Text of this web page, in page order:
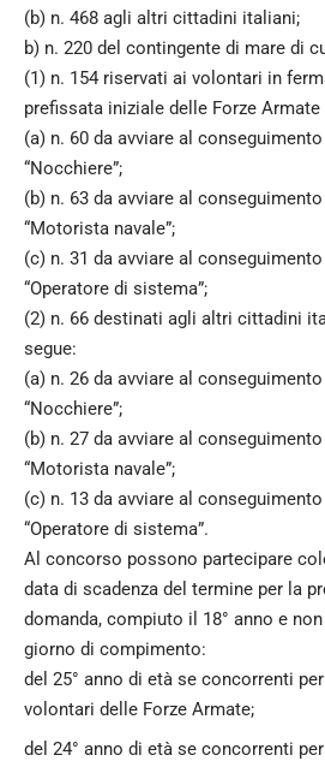
(b) n. 468 agli altri cittadini italiani;
b) n. 220 del contingente di mare di
(1) n. 154 riservati ai volontari in
prefissata iniziale delle Forze
(a) n. 60 da avviare al
“Nocchiere”;
(b) n. 63 da avviare al
“Motorista navale”;
(c) n. 31 da avviare al
“Operatore di sistema”;
(2) n. 66 destinati agli altri cittadini
segue:
(a) n. 26 da avviare al
“Nocchiere”;
(b) n. 27 da avviare al
“Motorista navale”;
(c) n. 13 da avviare al
“Operatore di sistema”.
Al concorso possono partecipare
data di scadenza del termine per la
domanda, compiuto il 18° anno e
giorno di compimento:
del 25° anno di età se concorrenti
volontari delle Forze Armate;
del 24° anno di età se concorrenti